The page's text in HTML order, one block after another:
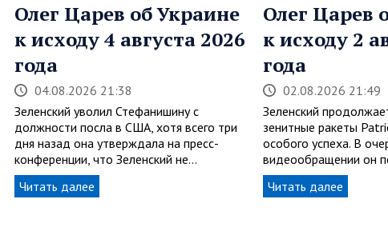
Олег Царев об Украине
к исходу 4 августа 2026
года
04.08.2026 21:38
Зеленский уволил Стефанишину с
должности посла в США, хотя всего три
дня назад она утверждала на пресс-
конференции, что Зеленский не…
Читать далее
Олег Царев
к исходу 2
года
02.08.2026 21:49
Зеленский
зенитные ракеты
особого успеха. В
видеообращении он
Читать далее